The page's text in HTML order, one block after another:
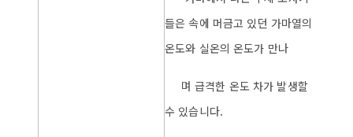
들은 속에 머금고 있던 가마열의
온도와 실온의 온도가 만나
며 급격한 온도 차가 발생할
수 있습니다.